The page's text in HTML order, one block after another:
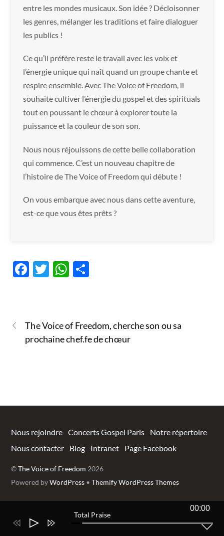
entre les mondes musicaux. Son idée ? Décloisonner
les genres, mélanger les traditions et faire dialoguer
les publics !
Ce qu’il préfère reste le travail avec les voix et
l’énergie unique qui naît quand un groupe chante et
respire ensemble. Avec The Voice of Freedom, il
souhaite cultiver l’énergie du gospel et des spirituals
tout en poussant le chœur à explorer toute la
puissance et la couleur de son son.
Nous nous réjouissons de cette belle collaboration
qui commence. C’est un nouveau chapitre de
l’histoire de The Voice of Freedom qui débute !
On vous embarque avec nous dans cette aventure,
est-ce que vous êtes prêts ?
F
b
o
o
T
er
W
s
A
p
g
er
The Voice of Freedom, cherche son ou sa
prochaine chef.fe de chœur
Nous rejoindre Concerts Gospel Paris
Notre répertoire
Nous contacter
Blog Intranet Page Facebook
©The Voice of Freedom 2026
Powered byWordPress •Themify WordPress Themes
Total Praise
00:00